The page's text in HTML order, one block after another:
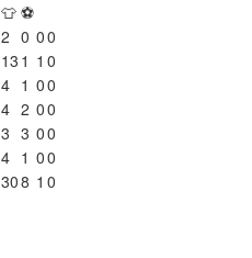
👕 ⚽
2 0 00
13 1 1 0
4 1 00
4 2 00
3 3 00
4 1 00
308 1 0